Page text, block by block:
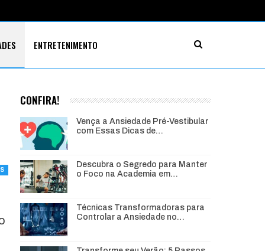
ENTRETENIMENTO
CONFIRA!
Vença a Ansiedade Pré-Vestibular
com Essas Dicas de…
Descubra o Segredo para Manter
o Foco na Academia em…
Técnicas Transformadoras para
Controlar a Ansiedade no…